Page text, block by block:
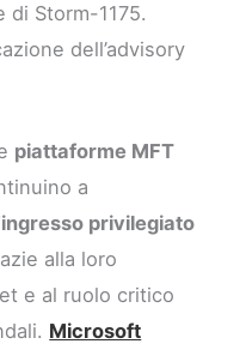
Storm-1175.
dell’advisory
piattaforme MFT
a
privilegiato
alla loro
e al ruolo critico
Microsoft